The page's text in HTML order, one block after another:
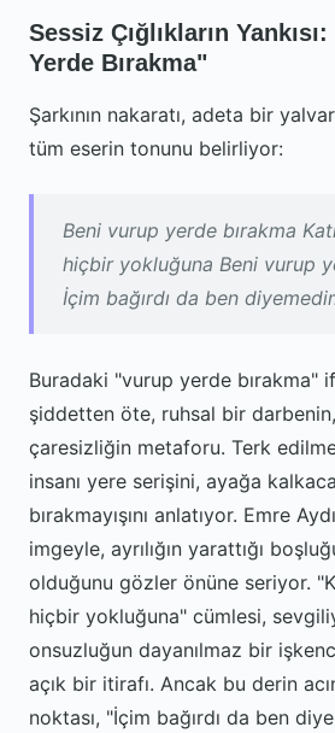
Sessiz Çığlıkların
Yerde Bırakma"
Şarkının nakaratı, adeta bir
tüm eserin tonunu belirliyor:
Beni vurup yerde bırakma
hiçbir yokluğuna Beni vurup
İçim bağırdı da ben
Buradaki "vurup yerde bırakma"
şiddetten öte, ruhsal bir darbenin,
çaresizliğin metaforu. Terk
insanı yere serişini, ayağa
bırakmayışını anlatıyor. Emre
imgeyle, ayrılığın yarattığı
olduğunu gözler önüne seriyor.
hiçbir yokluğuna" cümlesi,
onsuzluğun dayanılmaz bir
açık bir itirafı. Ancak bu derin
noktası, "İçim bağırdı da ben